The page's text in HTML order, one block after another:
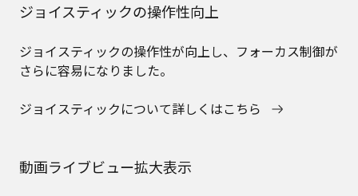
ジョイスティックの操作性向上
ジョイスティックの操作性が向上し、フォーカス制御が
さらに容易になりました。
ジョイスティックについて詳しくはこちら
動画ライブビュー拡大表示